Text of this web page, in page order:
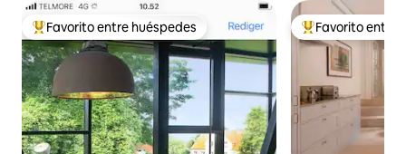
Favorito entre huéspedes preferido
Favorito entre huéspedes Favorito entre
Favorito entre